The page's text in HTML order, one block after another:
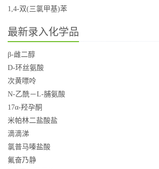
1,4-双(三氯甲基)苯
最新录入化学品
β-雌二醇
D-环丝氨酸
次黄嘌呤
N-乙酰－L-脯氨酸
17α-羟孕酮
米帕林二盐酸盐
滴滴涕
氯普马嗪盐酸
氟奋乃静